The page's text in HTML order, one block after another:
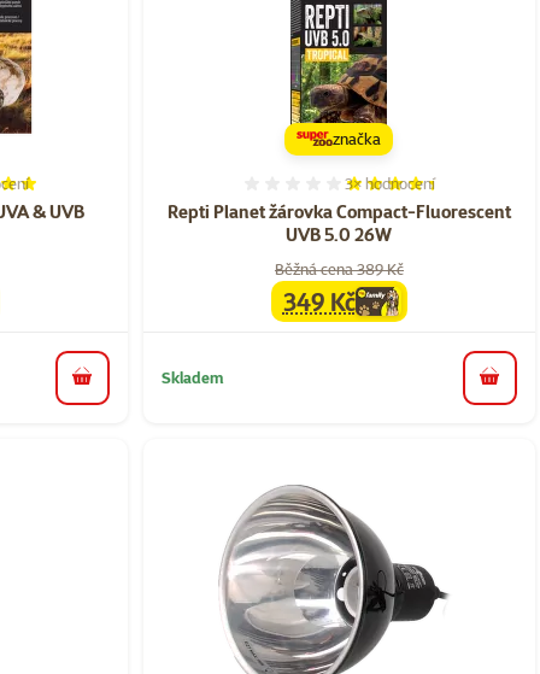
& UVB
100%, počet hodnocení: 4
do košíku
Repti Planet žárovka Compact-Fluorescent
UVB 5.0 26W
Hodnocení 87%, počet
3× hodnocení
Běžná cena 389 Kč
familycena
349 Kč
značka
Skladem do